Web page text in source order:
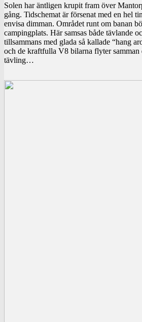
Solen har äntligen krupit fram över
gång. Tidschemat är försenat med en hel
envisa dimman. Området runt om banan
campingplats. Här samsas både tävlande
tillsammans med glada så kallade “hang
och de kraftfulla V8 bilarna flyter samman
tävling…